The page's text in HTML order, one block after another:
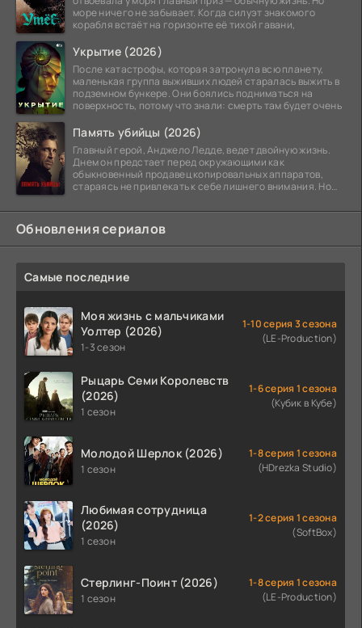
море ничего не забывает. Когда силуэт знакомого
корабля встаёт на горизонте её тихой гавани,
Укрытие (2026)
После катастрофы, которая затронула всю планету,
маленькая группа выживших людей старалась выжить в
подземном бункере. Они боялись подниматься на
поверхность, потому что знали: смерть там будет очень
Память убийцы (2026)
Главный герой, Анджело Ледде, ведет двойную жизнь.
Днем он предстает перед окружающими как
обыкновенный продавец копировальных аппаратов,
стараясь не привлекать к себе лишнего внимания. Но
Обновления сериалов
Самые последние
Моя жизнь с мальчиками
Уолтер (2026)
1-3 сезон
1-10 серия 3 сезона
(LE-Production)
Рыцарь Семи Королевств
(2026)
1 сезон
1-6 серия 1 сезона
(Кубик в Кубе)
Молодой Шерлок (2026)
1 сезон
1-8 серия 1 сезона
(HDrezka Studio)
Любимая сотрудница
(2026)
1 сезон
1-2 серия 1 сезона
(SoftBox)
Стерлинг-Поинт (2026)
1 сезон
1-8 серия 1 сезона
(LE-Production)